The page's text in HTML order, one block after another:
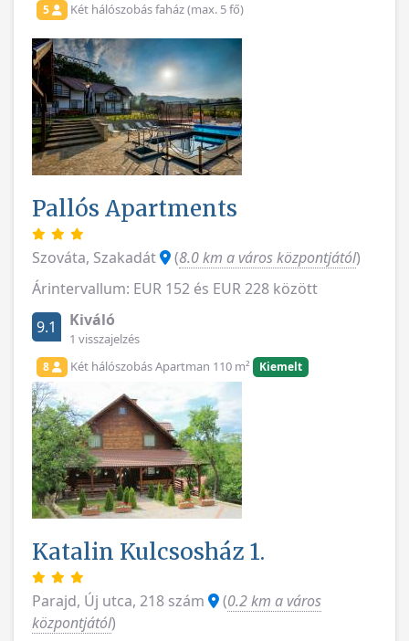
5 Két hálószobás faház (max. 5 fő)
Pallós Apartments
Szováta, Szakadát (8.0 km a város központjától)
Árintervallum: EUR 152 és EUR 228 között
9.1
Kiváló
1 visszajelzés
8 Két hálószobás Apartman 110 m² Kiemelt
Katalin Kulcsosház 1.
Parajd, Új utca, 218 szám (0.2 km a város
központjától)